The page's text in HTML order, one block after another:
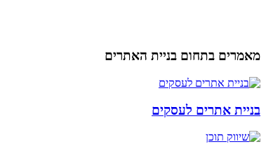
מאמרים בתחום בניית האתרים
בניית אתרים לעסקים